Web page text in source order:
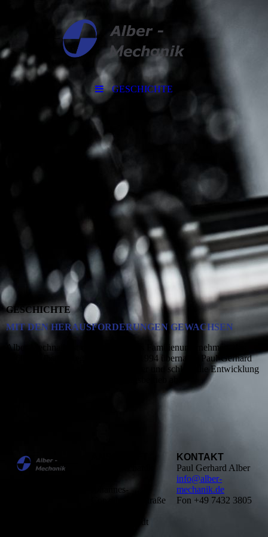
GESCHICHTE
GESCHICHTE
MIT DEN HERAUSFORDERUNGEN GEWACHSEN
Alber Mechnaik ist ein gewachsenes Familienunternehmen, das
1960 in Albstadt gegründet wurde. 1994 übernahm Paul-Gerhard
Alber den Betrieb als Geschäftsführer und schloss die Entwicklung
Johannes-
Conzelmann-Straße
72461 Albstadt
KONTAKT
Paul Gerhard Alber
info@alber-
mechanik.de
Fon +49 7432 3805